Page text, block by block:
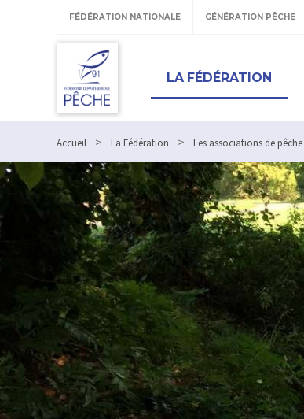
FÉDÉRATION NATIONALE GÉNÉRATION PÊCHE
LA FÉDÉRATION
Accueil > La Fédération > Les associations de pêche